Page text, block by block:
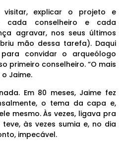
explicar o projeto e
cada conselheiro e cada
agravar, nos seus últimos
mão dessa tarefa). Daqui
convidar o arqueólogo
primeiro conselheiro. “O mais
Jaime.
Em 80 meses, Jaime fez
o tema da capa e,
mesmo. Às vezes, ligava pra
às vezes sumia e, no dia
impecável.